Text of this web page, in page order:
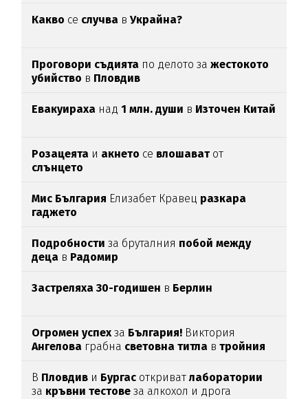
Какво се случва вУкрайна?
Проговори съдията по делото зажестокото
убийство в Пловдив
Евакуираха над1 млн. души в Източен Китай
Розацеята и акнето се влошават от
слънцето
Мис България Елизабет Кравец разкара
гаджето
Подробностиза бруталния побой между
деца в Радомир
Застреляха 30-годишен в Берлин
Огромен успехза България! Виктория
Ангелова грабна световна титла в тройния
В Пловдив и Бургас откриватлаборатории
за кръвни тестовеза алкохол и дрога